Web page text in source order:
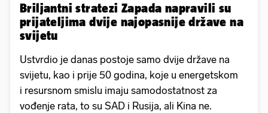
Briljantni stratezi Zapada napravili su
prijateljima dvije najopasnije države na
svijetu
Ustvrdio je danas postoje samo dvije države na
svijetu, kao i prije 50 godina, koje u energetskom
i resursnom smislu imaju samodostatnost za
vođenje rata, to su SAD i Rusija, ali Kina ne.